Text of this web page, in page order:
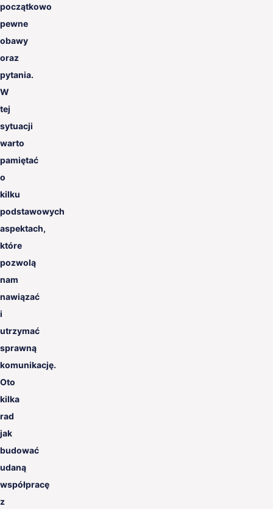
początkowo
pewne
obawy
oraz
pytania.
W
tej
sytuacji
warto
pamiętać
o
kilku
podstawowych
aspektach,
które
pozwolą
nam
nawiązać
i
utrzymać
sprawną
komunikację.
Oto
kilka
rad
jak
budować
udaną
współpracę
z